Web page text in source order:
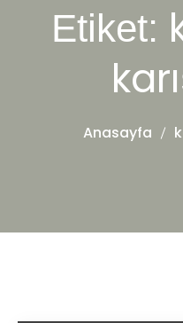
Etiket:
Anasayfa